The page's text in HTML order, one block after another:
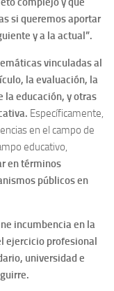
si queremos aportar
y a la actual”.
vinculadas al
la evaluación, la
la educación, y otras
Específicamente,
en el campo de
educativo,
en términos
públicos en
incumbencia en la
ejercicio profesional
universidad e